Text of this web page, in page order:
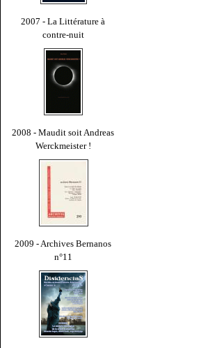
2007 - La Littérature à
contre-nuit
2008 - Maudit soit Andreas
Werckmeister !
2009 - Archives Bernanos
n°11